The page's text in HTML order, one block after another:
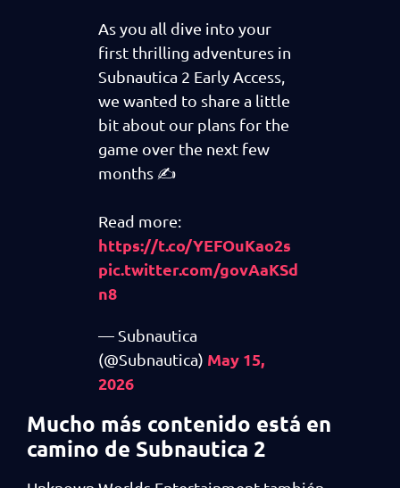
As you all dive into your
first thrilling adventures in
Subnautica 2 Early Access,
we wanted to share a little
bit about our plans for the
game over the next few
months ✍️
Read more:
https://t.co/YEFOuKao2s
pic.twitter.com/govAaKSd
n8
— Subnautica
(@Subnautica) May 15,
2026
Mucho más contenido está en
camino de Subnautica 2